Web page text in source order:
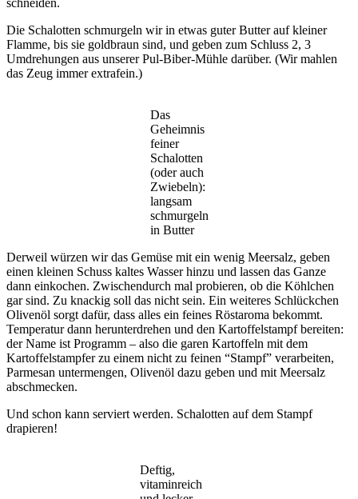
Die Schalotten schmurgeln wir in etwas guter Butter auf kleiner
Flamme, bis sie goldbraun sind, und geben zum Schluss 2, 3
Umdrehungen aus unserer Pul-Biber-Mühle darüber. (Wir mahlen
das Zeug immer extrafein.)
Das
Geheimnis
feiner
Schalotten
(oder auch
Zwiebeln):
langsam
schmurgeln
in Butter
Derweil würzen wir das Gemüse mit ein wenig Meersalz, geben
einen kleinen Schuss kaltes Wasser hinzu und lassen das Ganze
dann einkochen. Zwischendurch mal probieren, ob die Köhlchen
gar sind. Zu knackig soll das nicht sein. Ein weiteres Schlückchen
Olivenöl sorgt dafür, dass alles ein feines Röstaroma bekommt.
Temperatur dann herunterdrehen und den Kartoffelstampf bereiten:
der Name ist Programm – also die garen Kartoffeln mit dem
Kartoffelstampfer zu einem nicht zu feinen “Stampf” verarbeiten,
Parmesan untermengen, Olivenöl dazu geben und mit Meersalz
abschmecken.
Und schon kann serviert werden. Schalotten auf dem Stampf
drapieren!
Deftig,
vitaminreich